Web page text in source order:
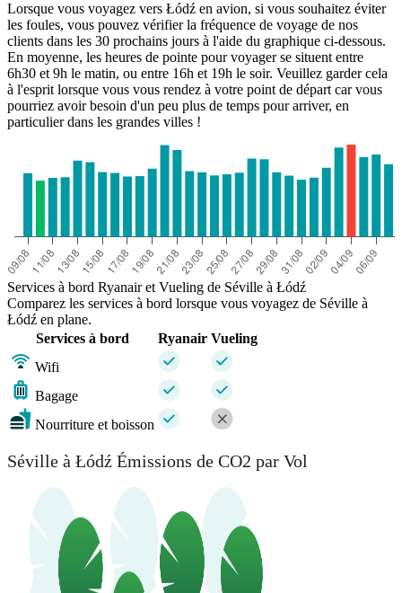
Lorsque vous voyagez vers Łódź en avion, si vous souhaitez éviter
les foules, vous pouvez vérifier la fréquence de voyage de nos
clients dans les 30 prochains jours à l'aide du graphique ci-dessous.
En moyenne, les heures de pointe pour voyager se situent entre
6h30 et 9h le matin, ou entre 16h et 19h le soir. Veuillez garder cela
à l'esprit lorsque vous vous rendez à votre point de départ car vous
pourriez avoir besoin d'un peu plus de temps pour arriver, en
particulier dans les grandes villes !
Services à bord Ryanair et Vueling de Séville à Łódź
Comparez les services à bord lorsque vous voyagez de Séville à
Łódź en plane.
Services à bord
Ryanair Vueling
Wifi
Bagage
Nourriture et boisson
Séville à Łódź Émissions de CO2 par Vol